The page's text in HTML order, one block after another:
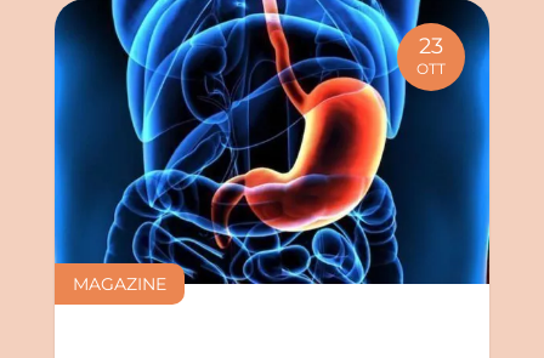
MAGAZINE
23
OTT